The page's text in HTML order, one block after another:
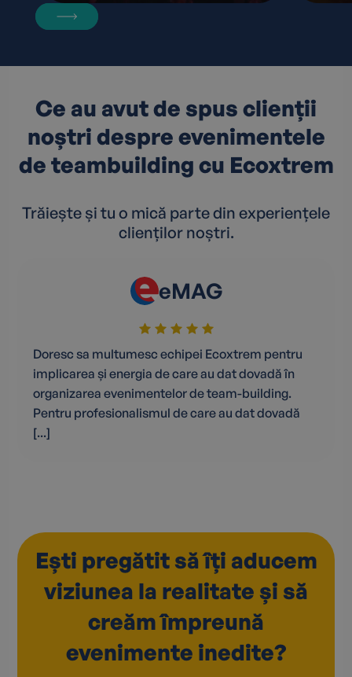
Ce au avut de spus clienții
noștri despre evenimentele
de teambuilding cu Ecoxtrem
Trăiește și tu o mică parte din experiențele
clienților noștri.
eMAG
Doresc sa multumesc echipei Ecoxtrem pentru
implicarea și energia de care au dat dovadă în
organizarea evenimentelor de team-building.
Pentru profesionalismul de care au dat dovadă
[...]
Ești pregătit să îți aducem
viziunea la realitate și să
creăm împreună
evenimente inedite?